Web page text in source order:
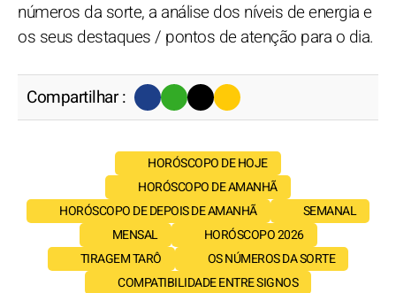
números da sorte, a análise dos níveis de energia e
os seus destaques / pontos de atenção para o dia.
Compartilhar :
HORÓSCOPO DE HOJE
HORÓSCOPO DE AMANHÃ
HORÓSCOPO DE DEPOIS DE AMANHÃ
SEMANAL
MENSAL
HORÓSCOPO 2026
TIRAGEM TARÔ
OS NÚMEROS DA SORTE
COMPATIBILIDADE ENTRE SIGNOS